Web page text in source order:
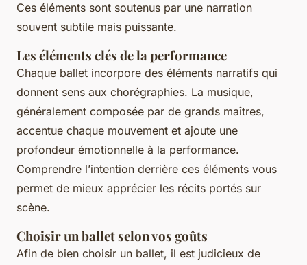
Ces éléments sont soutenus par une narration
souvent subtile mais puissante.
Les éléments clés de la performance
Chaque ballet incorpore des éléments narratifs qui
donnent sens aux chorégraphies. La musique,
généralement composée par de grands maîtres,
accentue chaque mouvement et ajoute une
profondeur émotionnelle à la performance.
Comprendre l’intention derrière ces éléments vous
permet de mieux apprécier les récits portés sur
scène.
Choisir un ballet selon vos goûts
Afin de bien choisir un ballet, il est judicieux de